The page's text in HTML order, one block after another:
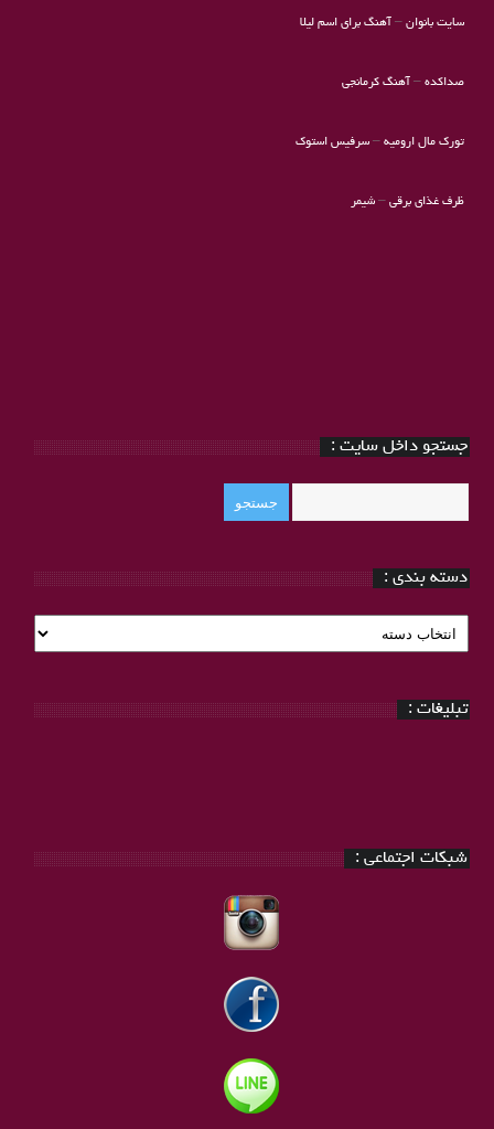
سایت بانوان– آهنگ برای اسم لیلا
صداکده– آهنگ کرمانجی
تورک مال ارومیه–سرفیس استوک
ظرف غذای برقی– شیمر
جستجو داخل سایت :
دسته بندی :
دسته
بندی
تبلیغات :
شبکات اجتماعی :